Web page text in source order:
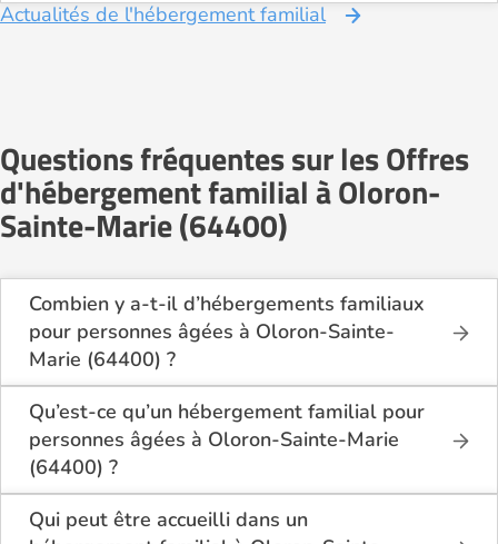
Actualités de l'hébergement familial
Questions fréquentes sur les Offres
d'hébergement familial à Oloron-
Sainte-Marie (64400)
Combien y a-t-il d’hébergements familiaux
pour personnes âgées à Oloron-Sainte-
Marie (64400) ?
Sur Logement-seniors.com, on recense actuellement
1 hébergements familiaux pour personnes âgées à
Oloron-Sainte-Marie (64400) en 2026.
Ces structures offrent un cadre de vie chaleureux et
sécurisant, idéal pour les seniors souhaitant vivre
dans un environnement plus intime que celui d’un
établissement collectif.
Qu’est-ce qu’un hébergement familial pour
personnes âgées à Oloron-Sainte-Marie
(64400) ?
L’hébergement familial permet à une personne âgée
d’être accueillie au domicile d’un accueillant familial
Qui peut être accueilli dans un